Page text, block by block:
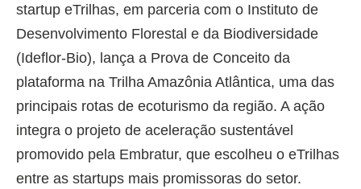
startup eTrilhas, em parceria com o Instituto de
Desenvolvimento Florestal e da Biodiversidade
(Ideflor-Bio), lança a Prova de Conceito da
plataforma na Trilha Amazônia Atlântica, uma das
principais rotas de ecoturismo da região. A ação
integra o projeto de aceleração sustentável
promovido pela Embratur, que escolheu o eTrilhas
entre as startups mais promissoras do setor.